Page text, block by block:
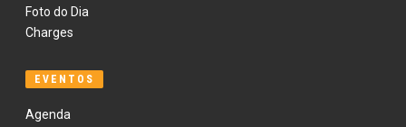
Foto do Dia
Charges
EVENTOS
Agenda